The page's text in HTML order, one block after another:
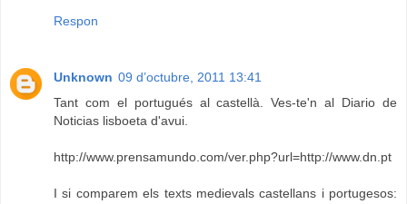
Respon
Unknown 09 d’octubre, 2011 13:41
Tant com el portugués al castellà. Ves-te'n al Diario de
Noticias lisboeta d'avui.
http://www.prensamundo.com/ver.php?url=http://www.dn.pt
I si comparem els texts medievals castellans i portugesos: